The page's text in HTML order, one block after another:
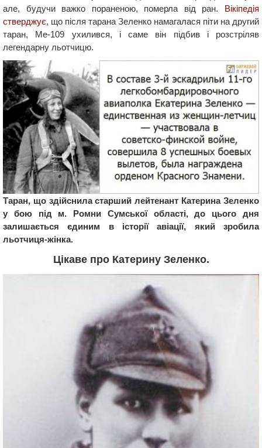
але, будучи важко пораненою, померла від ран. Вікіпедія
стверджує, що після тарана Зеленко намагалася піти на другий
таран, Me-109 ухилився, і саме він підбив і розстріляв
легендарну льотчицю.
Таран, що здійснила старший лейтенант Катерина Зеленко
у бою під м. Ромни Сумської області, до цього дня
залишається єдиним в історії авіації, який зробила
льотчиця-жінка.
Цікаве про Катерину Зеленко.